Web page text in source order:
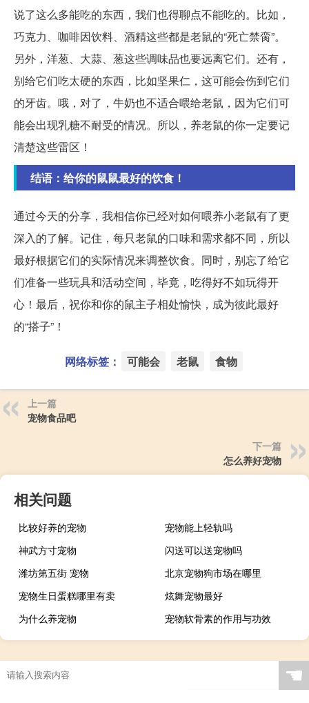
说了这么多能吃的东西，我们也得聊点不能吃的。比如，
巧克力、咖啡因饮料、酒精这些都是老鼠的“死亡禁脔”。
另外，洋葱、大蒜、葱这些调味品也要远离它们。还有，
别给它们吃太硬的东西，比如坚果仁，这可能会伤到它们
的牙齿。哦，对了，牛奶也不适合喂给老鼠，因为它们可
能会出现乳糖不耐受的情况。所以，养老鼠的你一定要记
清楚这些雷区！
结语：给你的鼠鼠最好的饮食！
通过今天的分享，我相信你已经对如何喂养小老鼠有了更
深入的了解。记住，每只老鼠的口味和需求都不同，所以
最好根据它们的实际情况来调整饮食。同时，别忘了给它
们准备一些玩具和活动空间，毕竟，吃得好不如玩得开
心！最后，祝你和你的鼠主子相处愉快，成为彼此最好
的“搭子”！
网络标签： 可能会 老鼠 食物
上一篇
宠物食品吧
下一篇
怎么养好宠物
相关问题
比较好养的宠物
宠物能上轻轨吗
神武方寸宠物
闪送可以送宠物吗
潍坊第五街 宠物
北京宠物狗市场在哪里
宠物生日蛋糕哪里有卖
炫舞宠物最好
为什么养宠物
宠物软骨素的作用与功效
☚